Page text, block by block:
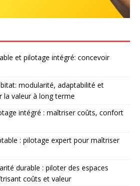
et pilotage intégré: concevoir
modularité, adaptabilité et
la valeur à long terme
intégré : maîtriser coûts, confort
: pilotage expert pour maîtriser
durable : piloter des espaces
coûts et valeur